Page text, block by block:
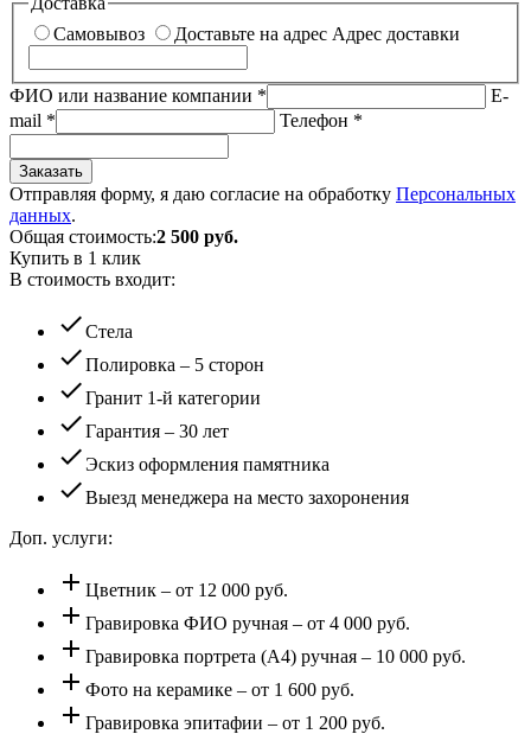
Самовывоз
Доставьте на адрес Адрес доставки
ФИО или название компании *
E-
mail * Телефон *
Заказать
Отправляя форму, я даю согласие на обработку Персональных
данных.
Общая стоимость:2 500 руб.
Купить в 1 клик
В стоимость входит:
checkСтела
checkПолировка – 5 сторон
checkГранит 1-й категории
checkГарантия – 30 лет
checkЭскиз оформления памятника
checkВыезд менеджера на место захоронения
Доп. услуги:
add Цветник – от 12 000 руб.
add Гравировка ФИО ручная – от 4 000 руб.
add Гравировка портрета (А4) ручная – 10 000 руб.
add Фото на керамике – от 1 600 руб.
add Гравировка эпитафии – от 1 200 руб.